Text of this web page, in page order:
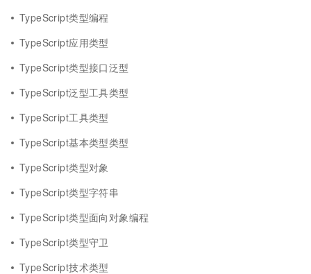
TypeScript类型编程
TypeScript应用类型
TypeScript类型接口泛型
TypeScript泛型工具类型
TypeScript工具类型
TypeScript基本类型类型
TypeScript类型对象
TypeScript类型字符串
TypeScript类型面向对象编程
TypeScript类型守卫
TypeScript技术类型